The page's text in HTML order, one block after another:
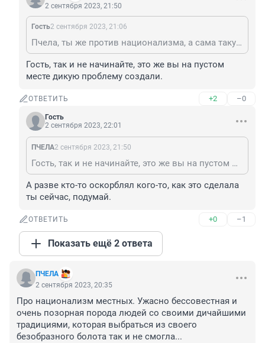
2 сентября 2023, 21:50
Гость2 сентября 2023, 21:06
Пчела, ты же против национализма, а сама такую гадость говоришь. Вот сейчас ты оскорбила людей по национальному признаку, разве нет?
Гость, так и не начинайте, это же вы на пустом
месте дикую проблему создали.
ОТВЕТИТЬ +2 –0
Гость
2 сентября 2023, 22:01
ПЧЕЛА2 сентября 2023, 21:50
Гость, так и не начинайте, это же вы на пустом месте дикую проблему создали.
А разве кто-то оскорблял кого-то, как это сделала
ты сейчас, подумай.
ОТВЕТИТЬ +0 –1
Показать ещё 2 ответа
ПЧЕЛА
2 сентября 2023, 20:35
Про национализм местных. Ужасно бессовестная и
очень позорная порода людей со своими дичайшими
традициями, которая выбраться из своего
безобразного болота так и не смогла...